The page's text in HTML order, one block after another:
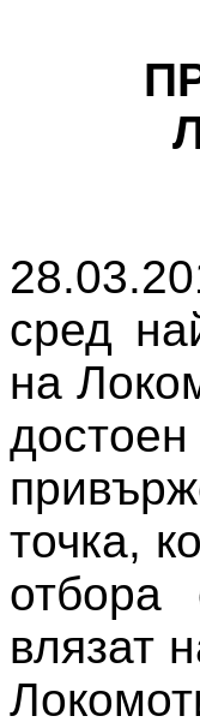
сред
на
точка,
влязат